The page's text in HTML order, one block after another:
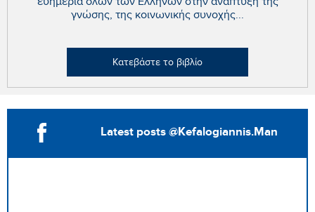
γνώσης, της κοινωνικής συνοχής...
Κατεβάστε το βιβλίο
Latest posts @Kefalogiannis.Man